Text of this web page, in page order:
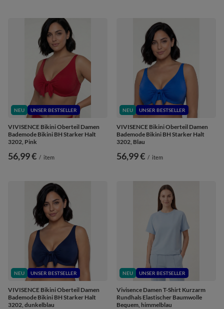
NEU UNSER BESTSELLER
VIVISENCE Bikini Oberteil Damen
Bademode Bikini BH Starker Halt
3202, Pink
56,99 € / item
NEU UNSER BESTSELLER
VIVISENCE Bikini Oberteil Damen
Bademode Bikini BH Starker Halt
3202, Blau
56,99 € / item
NEU UNSER BESTSELLER
VIVISENCE Bikini Oberteil Damen
Bademode Bikini BH Starker Halt
3202, dunkelblau
NEU UNSER BESTSELLER
Vivisence Damen T-Shirt Kurzarm
Rundhals Elastischer Baumwolle
Bequem, himmelblau